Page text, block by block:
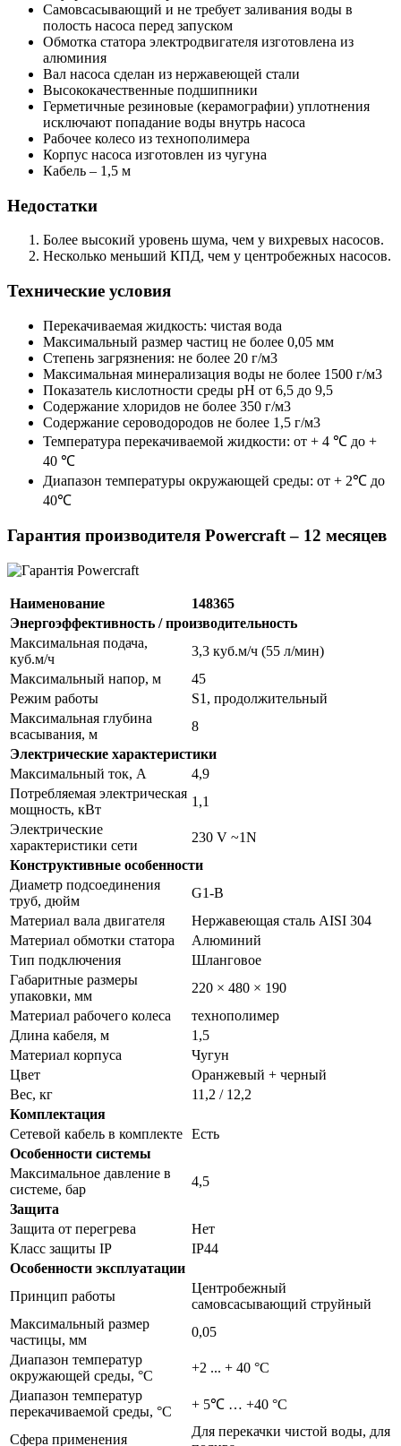
Самовсасывающий и не требует заливания воды в
полость насоса перед запуском
Обмотка статора электродвигателя изготовлена ​​из
алюминия
Вал насоса сделан из нержавеющей стали
Высококачественные подшипники
Герметичные резиновые (керамографии) уплотнения
исключают попадание воды внутрь насоса
Рабочее колесо из технополимера
Корпус насоса изготовлен из чугуна
Кабель – 1,5 м
Недостатки
Более высокий уровень шума, чем у вихревых насосов.
Несколько меньший КПД, чем у центробежных насосов.
Технические условия
Перекачиваемая жидкость: чистая вода
Максимальный размер частиц не более 0,05 мм
Степень загрязнения: не более 20 г/м3
Максимальная минерализация воды не более 1500 г/м3
Показатель кислотности среды pH от 6,5 до 9,5
Содержание хлоридов не более 350 г/м3
Содержание сероводородов не более 1,5 г/м3
Температура перекачиваемой жидкости: от + 4 ℃ до +
40 ℃
Диапазон температуры окружающей среды: от + 2℃ до
40℃
Гарантия производителя Powercraft – 12 месяцев
Наименование
148365
Энергоэффективность / производительность
Максимальная подача,
куб.м/ч
3,3 куб.м/ч (55 л/мин)
Максимальный напор, м
45
Режим работы
S1, продолжительный
Максимальная глубина
всасывания, м
8
Электрические характеристики
Максимальный ток, А
4,9
Потребляемая электрическая
мощность, кВт
1,1
Электрические
характеристики сети
230 V ~1N
Конструктивные особенности
Диаметр подсоединения
труб, дюйм
G1-B
Материал вала двигателя
Нержавеющая сталь AISI 304
Материал обмотки статора
Алюминий
Тип подключения
Шланговое
Габаритные размеры
упаковки, мм
220 × 480 × 190
Материал рабочего колеса
технополимер
Длина кабеля, м
1,5
Материал корпуса
Чугун
Цвет
Оранжевый + черный
Вес, кг
11,2 / 12,2
Комплектация
Сетевой кабель в комплекте Есть
Особенности системы
Максимальное давление в
системе, бар
4,5
Защита
Защита от перегрева
Нет
Класс защиты IP
IP44
Особенности эксплуатации
Принцип работы
Центробежный
самовсасывающий струйный
Максимальный размер
частицы, мм
0,05
Диапазон температур
окружающей среды, °С
+2 ... + 40 °C
Диапазон температур
перекачиваемой среды, °С
+ 5℃ … +40 °С
Сфера применения
Для перекачки чистой воды, для